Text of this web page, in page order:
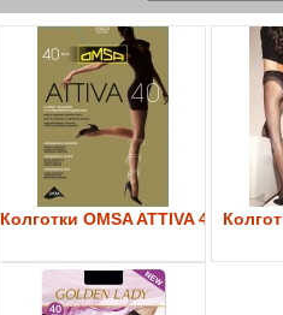
Колготки OMSA ATTIVA 40